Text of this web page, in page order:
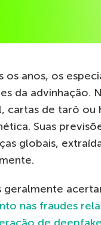
os anos, os
da advinhação.
cartas de tarô ou
Suas
globais,
geralmente
nas fraudes